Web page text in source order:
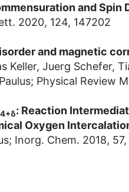
and Spin
2020, 124, 147202
and magnetic
Keller, Juerg Schefer,
Physical Review
4+δ: Reaction
Oxygen
Inorg. Chem. 2018,